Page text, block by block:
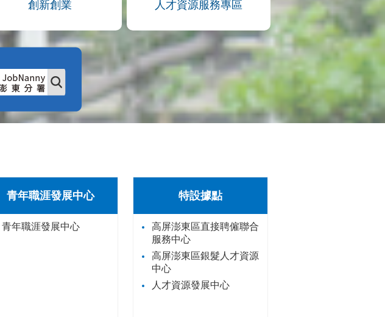
創新創業 人才資源服務專區
青年職涯發展中心
青年職涯發展中心
特設據點
高屏澎東區直接聘僱聯合
服務中心
高屏澎東區銀髮人才資源
中心
人才資源發展中心